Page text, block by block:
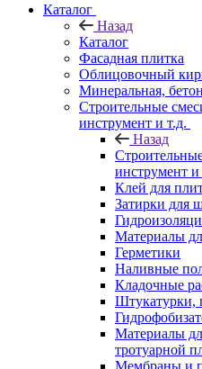
Каталог
Назад
Каталог
Фасадная плитка
Облицовочный
Минеральная,
Строительные
инструмент и т.д.
Назад
инструмент и
Клей для
Затирки для
Материалы
Герметики
Наливные
Кладочные
Штукатурки,
Материалы
тротуарной
Мембраны и